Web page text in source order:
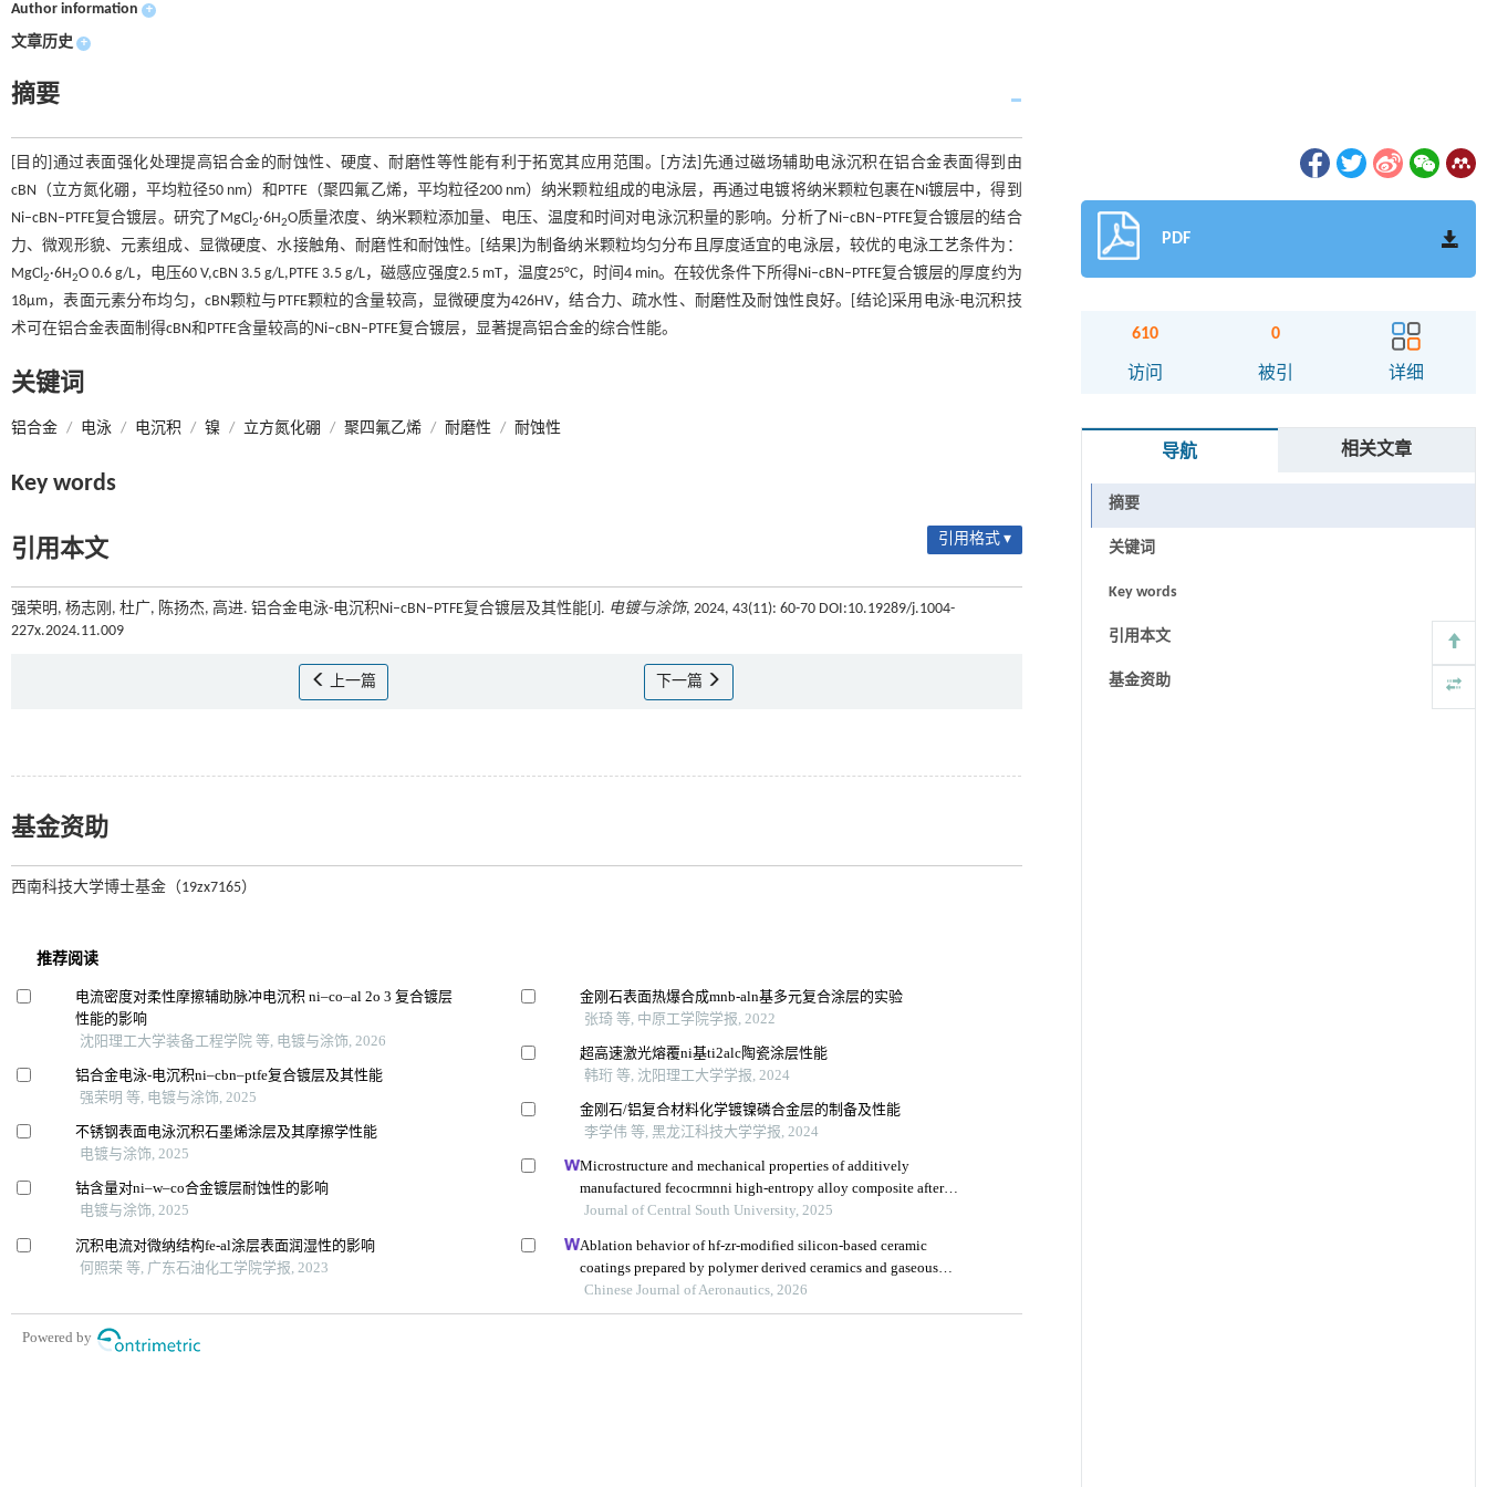
Author information +
文章历史 +
摘要
[目的]通过表面强化处理提高铝合金的耐蚀性、硬度、耐磨性等性能有利于拓宽其应用范围。[方法]先通过磁场辅助电泳沉积在铝合金表面得到由
cBN（立方氮化硼，平均粒径50 nm）和PTFE（聚四氟乙烯，平均粒径200 nm）纳米颗粒组成的电泳层，再通过电镀将纳米颗粒包裹在Ni镀层中，得到
Ni–cBN–PTFE复合镀层。研究了MgCl2·6H2O质量浓度、纳米颗粒添加量、电压、温度和时间对电泳沉积量的影响。分析了Ni–cBN–PTFE复合镀层的结合
力、微观形貌、元素组成、显微硬度、水接触角、耐磨性和耐蚀性。[结果]为制备纳米颗粒均匀分布且厚度适宜的电泳层，较优的电泳工艺条件为：
MgCl2·6H2O 0.6 g/L，电压60 V,cBN 3.5 g/L,PTFE 3.5 g/L，磁感应强度2.5 mT，温度25°C，时间4 min。在较优条件下所得Ni–cBN–PTFE复合镀层的厚度约为
18μm，表面元素分布均匀，cBN颗粒与PTFE颗粒的含量较高，显微硬度为426HV，结合力、疏水性、耐磨性及耐蚀性良好。[结论]采用电泳-电沉积技
术可在铝合金表面制得cBN和PTFE含量较高的Ni–cBN–PTFE复合镀层，显著提高铝合金的综合性能。
关键词
铝合金 / 电泳 / 电沉积 / 镍 / 立方氮化硼 / 聚四氟乙烯 / 耐磨性 / 耐蚀性
Key words
引用本文 引用格式 ▾
强荣明, 杨志刚, 杜广, 陈扬杰, 高进. 铝合金电泳-电沉积Ni–cBN–PTFE复合镀层及其性能[J]. 电镀与涂饰, 2024, 43(11): 60-70 DOI:10.19289/j.1004-
227x.2024.11.009
上一篇 下一篇
基金资助
西南科技大学博士基金（19zx7165）
PDF
610
访问
0
被引 详细
导航 相关文章
摘要
关键词
Key words
引用本文
基金资助